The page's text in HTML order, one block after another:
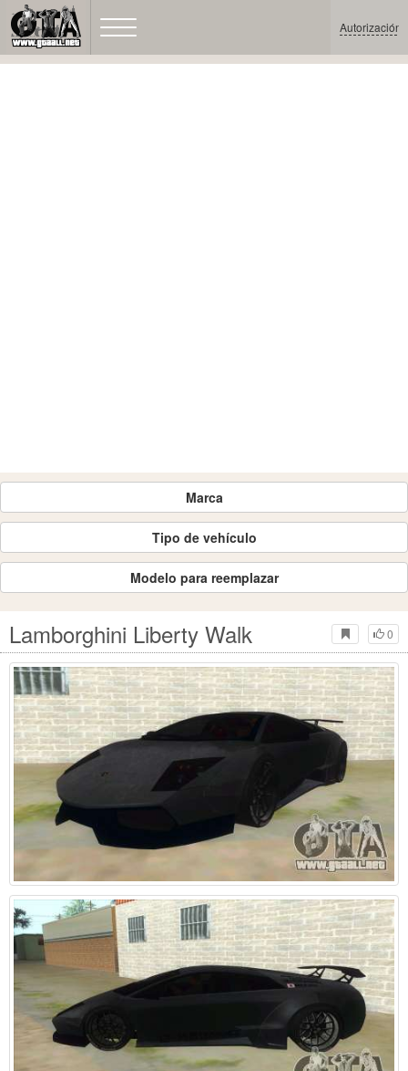
Autorización
Marca
Tipo de vehículo
Modelo para reemplazar
0
Lamborghini Liberty Walk